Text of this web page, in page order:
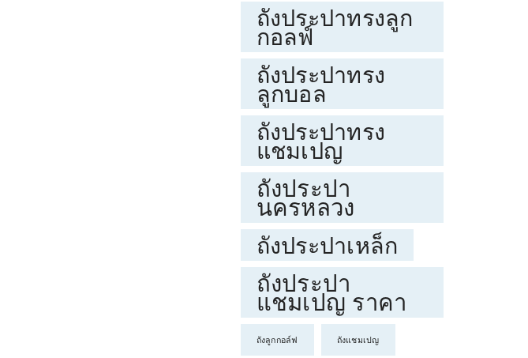
ถังประปาทรงลูก
กอลฟ์
ถังประปาทรง
ลูกบอล
ถังประปาทรง
แชมเปญ
ถังประปา
นครหลวง
ถังประปาเหล็ก
ถังประปา
แชมเปญ ราคา
ถังลูกกอล์ฟ ถังแชมเปญ